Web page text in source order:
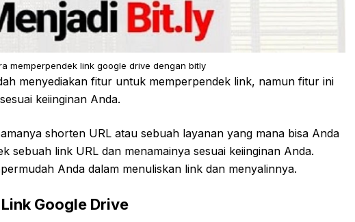
memperpendek link google drive dengan bitly
menyediakan fitur untuk memperpendek link, namun fitur ini
keiinginan Anda.
shorten URL atau sebuah layanan yang mana bisa Anda
sebuah link URL dan menamainya sesuai keiinginan Anda.
Anda dalam menuliskan link dan menyalinnya.
Google Drive